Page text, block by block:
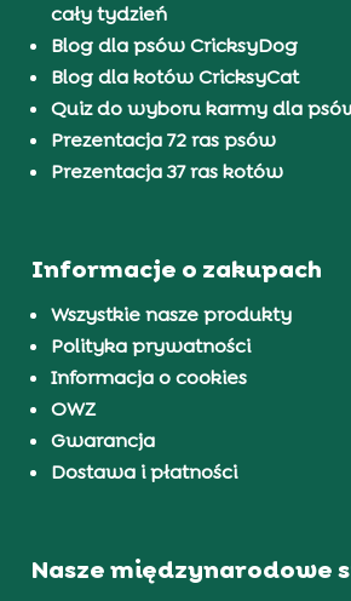
cały tydzień
Blog dla psów CricksyDog
Blog dla kotów CricksyCat
Quiz do wyboru karmy dla
Prezentacja 72 ras psów
Prezentacja 37 ras kotów
Informacje o zakupach
Wszystkie nasze produkty
Polityka prywatności
Informacja o cookies
OWZ
Gwarancja
Dostawa i płatności
Nasze międzynarodowe